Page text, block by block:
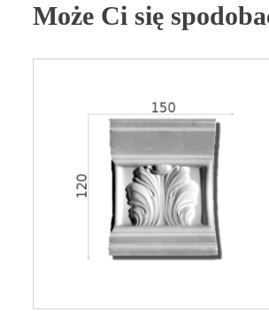
Może Ci się